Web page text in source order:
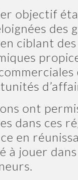
objectif
des
ciblant
ont
dans ces
en
à jouer